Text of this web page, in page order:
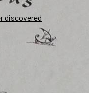
discovered